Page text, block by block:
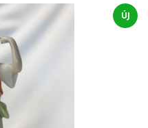
ÚJ